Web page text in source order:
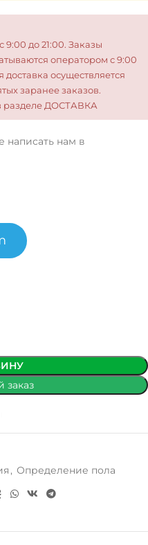
9:00 до 21:00. Заказы
оператором с 9:00
осуществляется
заранее заказов.
разделе ДОСТАВКА
написать нам в
заказ
, Определение пола